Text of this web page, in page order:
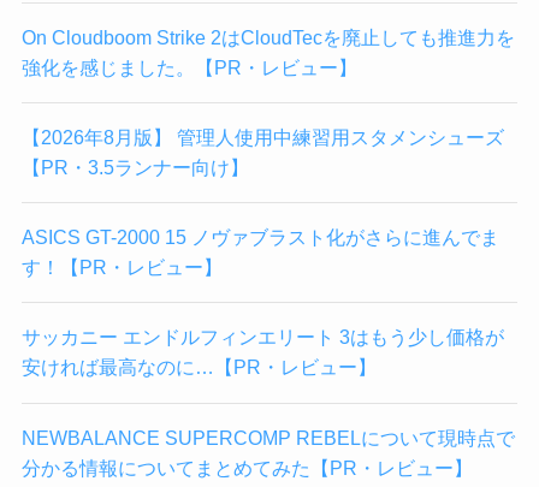
On Cloudboom Strike 2はCloudTecを廃止しても推進力を
強化を感じました。【PR・レビュー】
【2026年8月版】 管理人使用中練習用スタメンシューズ
【PR・3.5ランナー向け】
ASICS GT-2000 15 ノヴァブラスト化がさらに進んでま
す！【PR・レビュー】
サッカニー エンドルフィンエリート 3はもう少し価格が
安ければ最高なのに…【PR・レビュー】
NEWBALANCE SUPERCOMP REBELについて現時点で
分かる情報についてまとめてみた【PR・レビュー】